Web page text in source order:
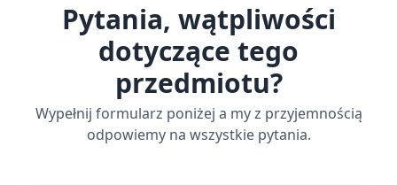
Pytania, wątpliwości
dotyczące tego
przedmiotu?
Wypełnij formularz poniżej a my z przyjemnością
odpowiemy na wszystkie pytania.